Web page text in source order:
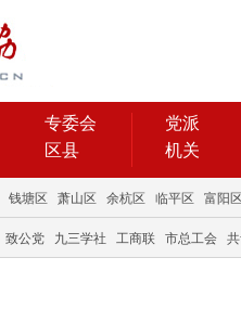
专委会
区县
党派
机关
钱塘区 萧山区 余杭区 临平区 富阳
致公党 九三学社 工商联 市总工会